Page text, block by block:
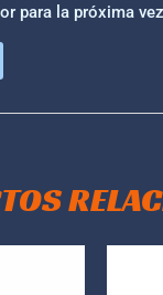
para la próxima